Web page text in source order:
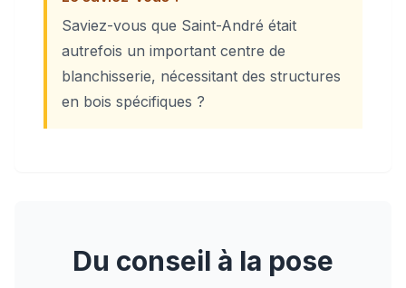
Saviez-vous que Saint-André était
autrefois un important centre de
blanchisserie, nécessitant des structures
en bois spécifiques ?
Du conseil à la pose